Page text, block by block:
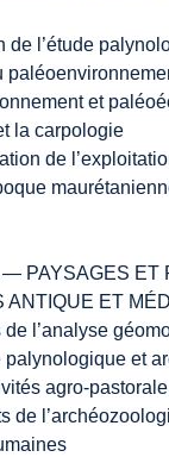
de l’étude
et
la carpologie
de
PAYSAGES ET
ANTIQUE ET
l’analyse
palynologique et
agro-pastorale
de